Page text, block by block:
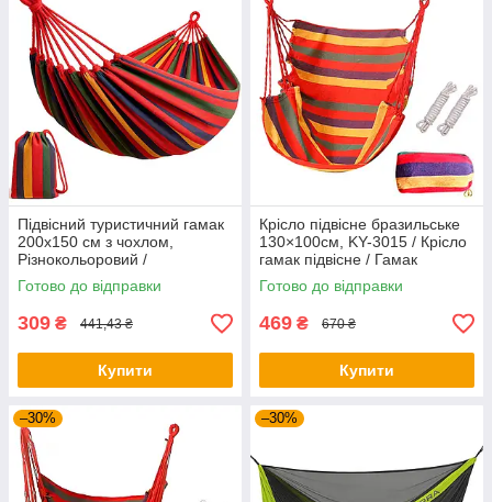
Підвісний туристичний гамак
200х150 см з чохлом,
Різнокольоровий /
Мексиканський безкаркасний
гамак для відпочинку
Готово до відправки
309 ₴ 441,43 ₴
Купити
Крісло підвісне бразильське
130×100см, KY-3015 / Крісло
гамак підвісне / Гамак
гойдалка
Готово до відправки
469 ₴ 670 ₴
Купити
–30% –30%